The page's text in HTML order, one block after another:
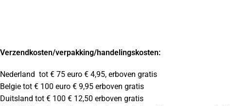
Verzendkosten/verpakking/handelingskosten:
Nederland tot € 75 euro € 4,95, erboven gratis
Belgie tot € 100 euro € 9,95 erboven gratis
Duitsland tot € 100 € 12,50 erboven gratis